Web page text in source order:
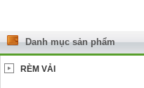
Danh mục sản phẩm
RÈM VẢI